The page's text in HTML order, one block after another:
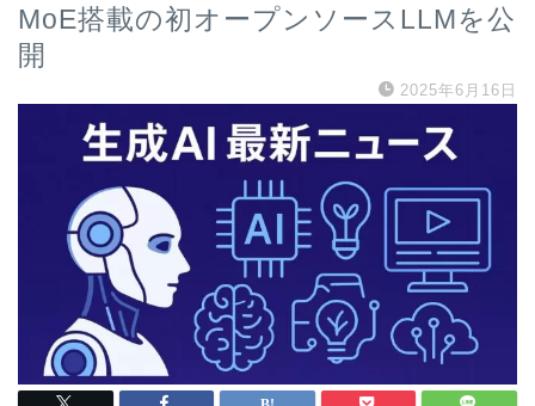
MoE搭載の初オープンソースLLMを公
開
2025年6月16日